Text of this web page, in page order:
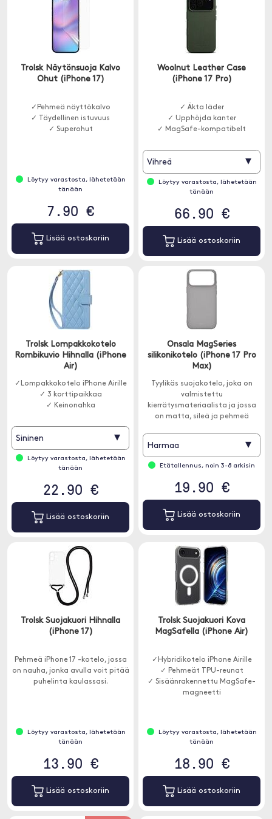
Trolsk Näytönsuoja Kalvo
Ohut (iPhone 17)
✓Pehmeä näyttökalvo
✓ Täydellinen istuvuus
✓ Superohut
Löytyy varastosta, lähetetään
tänään
7.90 €
Lisää ostoskoriin
Woolnut Leather Case
(iPhone 17 Pro)
✓ Äkta läder
✓ Upphöjda kanter
✓ MagSafe-kompatibelt
Vihreä ▾
Löytyy varastosta, lähetetään
tänään
66.90 €
Lisää ostoskoriin
Trolsk Lompakkokotelo
Rombikuvio Hihnalla (iPhone
Air)
✓Lompakkokotelo iPhone Airille
✓ 3 korttipaikkaa
✓ Keinonahka
Sininen ▾
Löytyy varastosta, lähetetään
tänään
22.90 €
Lisää ostoskoriin
Onsala MagSeries
silikonikotelo (iPhone 17 Pro
Max)
Tyylikäs suojakotelo, joka on
valmistettu
kierrätysmateriaalista ja jossa
on matta, sileä ja pehmeä
Harmaa ▾
Etätallennus, noin 3-8 arkisin
19.90 €
Lisää ostoskoriin
Trolsk Suojakuori Hihnalla
(iPhone 17)
Pehmeä iPhone 17 -kotelo, jossa
on nauha, jonka avulla voit pitää
puhelinta kaulassasi.
Löytyy varastosta, lähetetään
tänään
13.90 €
Lisää ostoskoriin
Trolsk Suojakuori Kova
MagSafella (iPhone Air)
✓Hybridikotelo iPhone Airille
✓ Pehmeät TPU-reunat
✓ Sisäänrakennettu MagSafe-
magneetti
Löytyy varastosta, lähetetään
tänään
18.90 €
Lisää ostoskoriin